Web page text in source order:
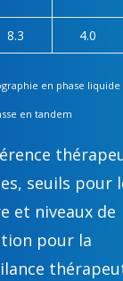
8.3 4.0
en phase liquide
en tandem
seuils pour
et niveaux de
pour la